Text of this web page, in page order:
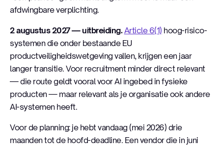
afdwingbare verplichting.
2 augustus 2027 — uitbreiding.Article 6(1) hoog-risico-
systemen die onder bestaande EU
productveiligheidswetgeving vallen, krijgen een jaar
langer transitie. Voor recruitment minder direct relevant
— die route geldt vooral voor AI ingebed in fysieke
producten — maar relevant als je organisatie ook andere
AI-systemen heeft.
Voor de planning: je hebt vandaag (mei 2026) drie
maanden tot de hoofd-deadline. Een vendor die in juni